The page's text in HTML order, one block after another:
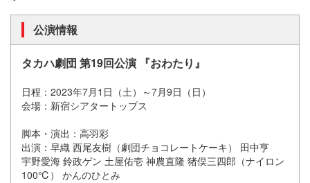
公演情報
タカハ劇団 第19回公演 『おわたり』
日程：2023年7月1日（土）～7月9日（日）
会場：新宿シアタートップス
脚本・演出：高羽彩
出演：早織 西尾友樹（劇団チョコレートケーキ） 田中亨
宇野愛海 鈴政ゲン 土屋佑壱 神農直隆 猪俣三四郎（ナイロン
100℃） かんのひとみ